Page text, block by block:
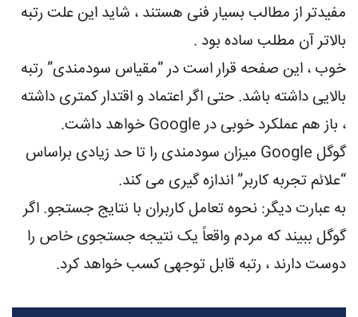
مفیدتر از مطالب بسیار فنی هستند ، شاید این علت رتبه
بالاتر آن مطلب ساده بود .
خوب ، این صفحه قرار است در “مقیاس سودمندی” رتبه
بالایی داشته باشد. حتی اگر اعتماد و اقتدار کمتری داشته
، باز هم عملکرد خوبی در Google خواهد داشت.
گوگل Google میزان سودمندی را تا حد زیادی براساس
“علائم تجربه کاربر” اندازه گیری می کند.
به عبارت دیگر: نحوه تعامل کاربران با نتایج جستجو. اگر
گوگل ببیند که مردم واقعاً یک نتیجه جستجوی خاص را
دوست دارند ، رتبه قابل توجهی کسب خواهد کرد.